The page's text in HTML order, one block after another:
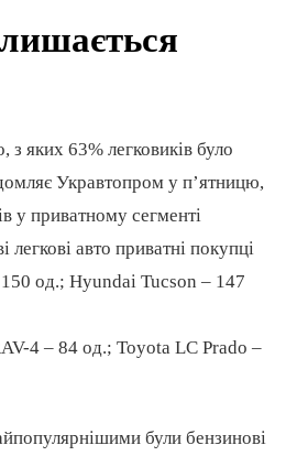
яких 63% легковиків було
Укравтопром у п’ятницю,
у приватному сегменті
авто приватні покупці
од.; Hyundai Tucson – 147
4 – 84 од.; Toyota LC Prado –
були бензинові